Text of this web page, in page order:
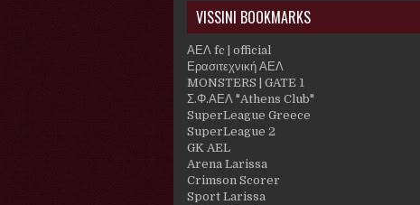
VISSINI BOOKMARKS
ΑΕΛ fc | official
Ερασιτεχνική ΑΕΛ
MONSTERS | GATE 1
Σ.Φ.ΑΕΛ "Athens Club"
SuperLeague Greece
SuperLeague 2
GK AEL
Arena Larissa
Crimson Scorer
Sport Larissa